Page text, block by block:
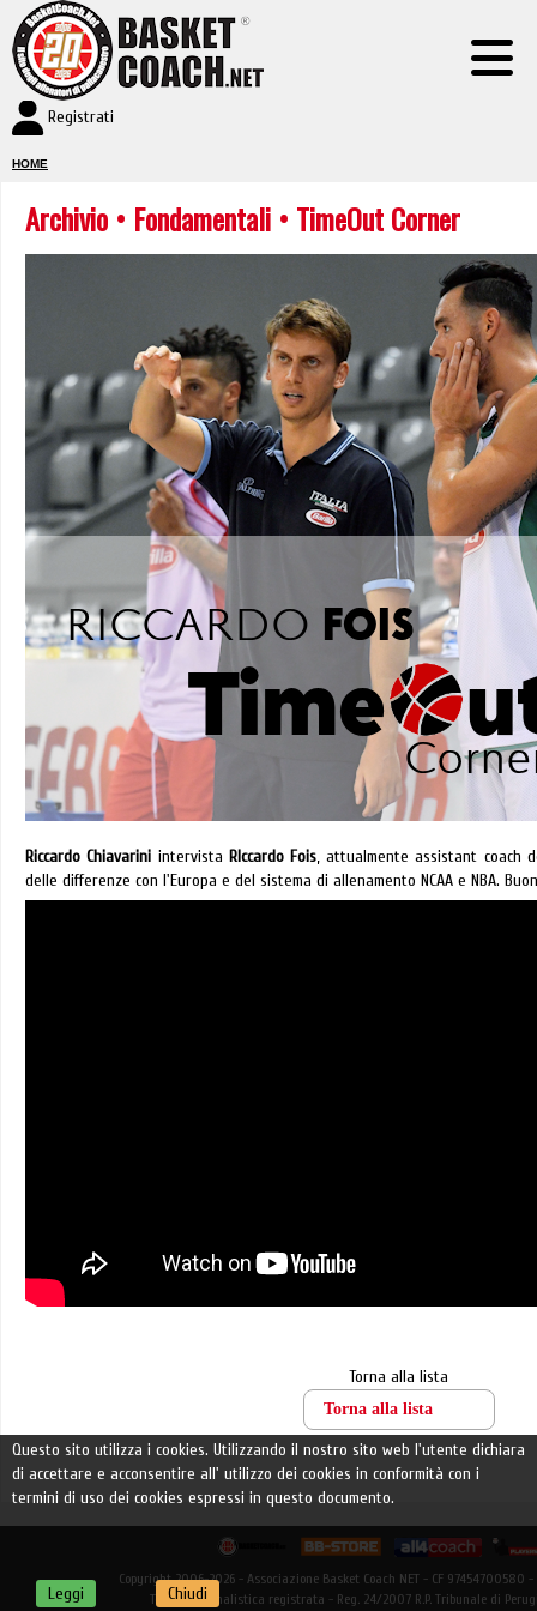
Registrati
HOME
Archivio • Fondamentali • TimeOut Corner
Riccardo Chiavarini intervistaRIccardo Fois, attualmente assistant coach
delle differenze con l'Europa e del sistema di allenamento NCAA e NBA.
Torna alla lista
Torna alla lista
Copyright 2006-2026 - Associazione Basket Coach NET - CF 97454700580 -
Testata giornalistica registrata - Reg. 24/2007 R.P. Tribunale di
Questo sito utilizza i cookies. Utilizzando il nostro sito web l'utente dichiara
di accettare e acconsentire all' utilizzo dei cookies in conformità con i
termini di uso dei cookies espressi in questo documento.
Leggi Chiudi